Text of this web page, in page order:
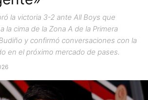
la victoria 3-2 ante All Boys que
la cima de la Zona A de la Primera
y confirmó conversaciones con la
en el próximo mercado de pases.